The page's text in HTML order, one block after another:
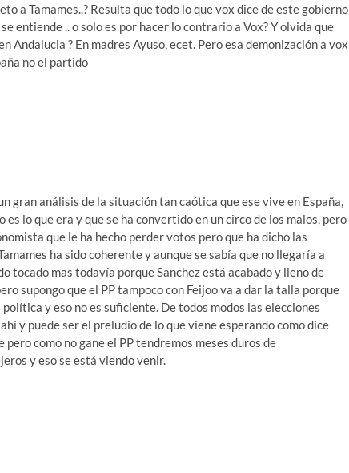
a Tamames..? Resulta que todo lo que vox dice de este gobierno
entiende .. o solo es por hacer lo contrario a Vox? Y olvida que
Andalucia ? En madres Ayuso, ecet. Pero esa demonización a vox
no el partido
gran análisis de la situación tan caótica que ese vive en España,
lo que era y que se ha convertido en un circo de los malos, pero
que le ha hecho perder votos pero que ha dicho las
ha sido coherente y aunque se sabía que no llegaría a
tocado mas todavía porque Sanchez está acabado y lleno de
supongo que el PP tampoco con Feijoo va a dar la talla porque
y eso no es suficiente. De todos modos las elecciones
y puede ser el preludio de lo que viene esperando como dice
como no gane el PP tendremos meses duros de
y eso se está viendo venir.